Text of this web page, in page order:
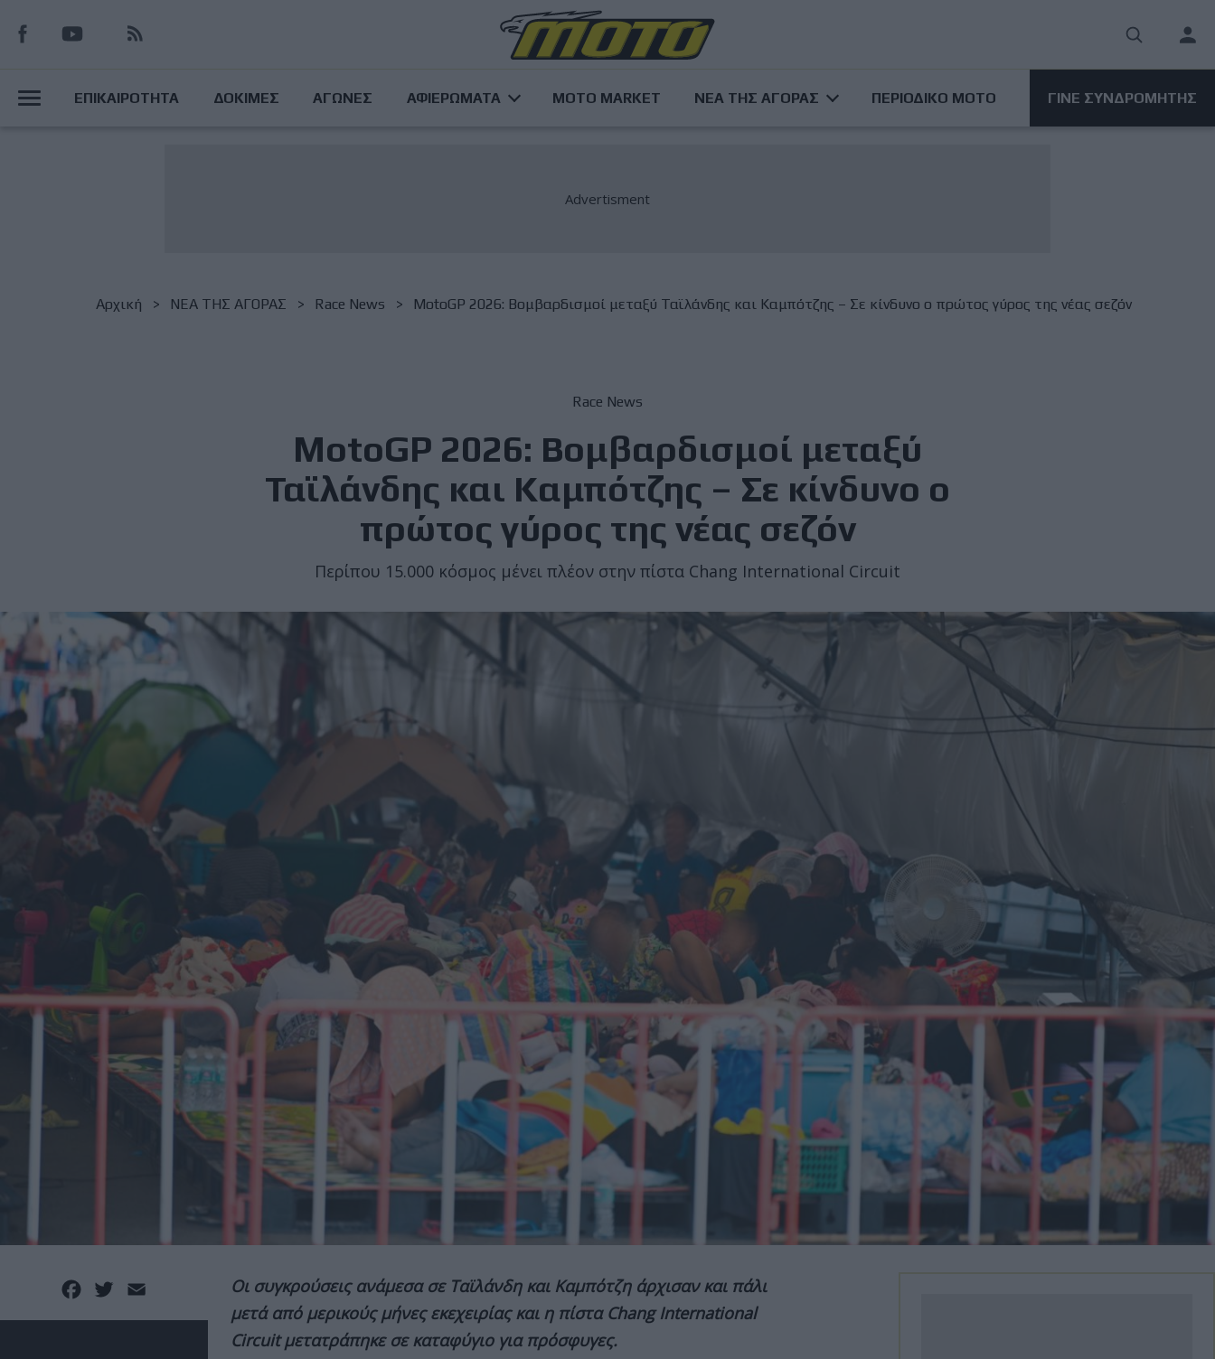
προς
κυρίως
User
MainΕΠΙΚΑΙΡΟΤΗΤΑ ΔΟΚΙΜΕΣ ΑΓΩΝΕΣ ΑΦΙΕΡΩΜΑΤΑ MOTO MARKET ΝΕΑ ΤΗΣ ΑΓΟΡΑΣ ΠΕΡΙΟΔΙΚΟ ΜΟΤΟ ΓΙΝΕ ΣΥΝΔΡΟΜΗΤΗΣ
Breadcrumb
Αρχική NΕΑ ΤΗΣ ΑΓΟΡΑΣ Race News MotoGP 2026: Βομβαρδισμοί μεταξύ Ταϊλάνδης και Καμπότζης – Σε κίνδυνο ο πρώτος γύρος της νέας σεζόν
Race News
MotoGP 2026: Βομβαρδισμοί μεταξύ
Ταϊλάνδης και Καμπότζης – Σε κίνδυνο ο
πρώτος γύρος της νέας σεζόν
Περίπου 15.000 κόσμος μένει πλέον στην πίστα Chang International Circuit
Facebook
Twitter
Οι συγκρούσεις ανάμεσα σε Ταϊλάνδη και Καμπότζη άρχισαν και πάλι
μετά από μερικούς μήνες εκεχειρίας και η πίστα Chang International
Circuit μετατράπηκε σε καταφύγιο για πρόσφυγες.